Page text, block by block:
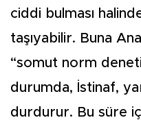
ciddi bulması
taşıyabilir. Buna
“somut norm
durumda, İstinaf,
durdurur. Bu süre